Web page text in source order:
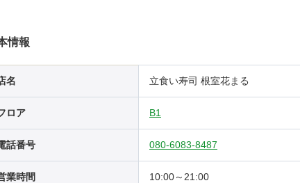
情報
名 立食い寿司 根室花まる
ロア B1
話番号 080-6083-8487
業時間 10:00～21:00